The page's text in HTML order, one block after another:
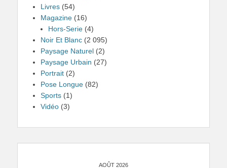
Livres (54)
Magazine (16)
Hors-Serie (4)
Noir Et Blanc (2 095)
Paysage Naturel (2)
Paysage Urbain (27)
Portrait (2)
Pose Longue (82)
Sports (1)
Vidéo (3)
AOÛT 2026